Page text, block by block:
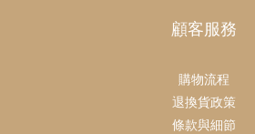
顧客服務
購物流程
退換貨政策
條款與細節